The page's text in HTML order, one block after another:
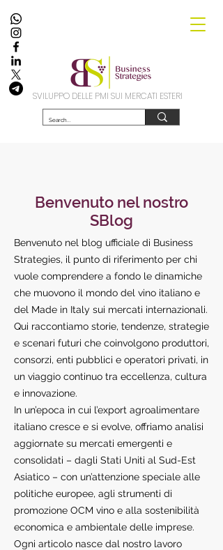
SVILUPPO DELLE PMI SUI MERCATI ESTERI
Benvenuto nel nostro
SBlog
Benvenuto nel blog ufficiale di Business
Strategies, il punto di riferimento per chi
vuole comprendere a fondo le dinamiche
che muovono il mondo del vino italiano e
del Made in Italy sui mercati internazionali.
Qui raccontiamo storie, tendenze, strategie
e scenari futuri che coinvolgono produttori,
consorzi, enti pubblici e operatori privati, in
un viaggio continuo tra eccellenza, cultura
e innovazione.
In un’epoca in cui l’export agroalimentare
italiano cresce e si evolve, offriamo analisi
aggiornate su mercati emergenti e
consolidati – dagli Stati Uniti al Sud-Est
Asiatico – con un’attenzione speciale alle
politiche europee, agli strumenti di
promozione OCM vino e alla sostenibilità
economica e ambientale delle imprese.
Ogni articolo nasce dal nostro lavoro